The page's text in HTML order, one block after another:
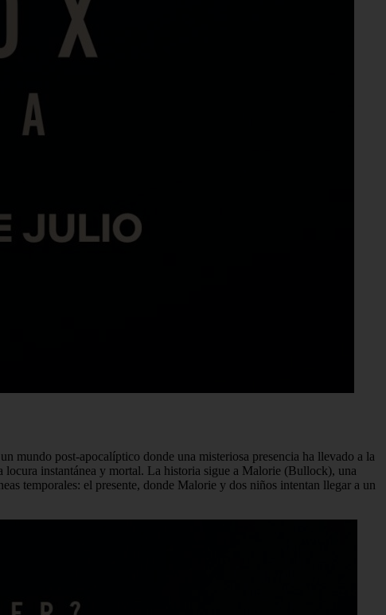
mundo post-apocalíptico donde una misteriosa presencia ha llevado a la
instantánea y mortal. La historia sigue a Malorie (Bullock), una
temporales: el presente, donde Malorie y dos niños intentan llegar a un